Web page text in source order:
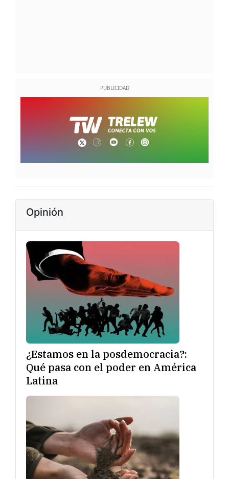
Opinión
¿Estamos en la posdemocracia?:
Qué pasa con el poder en América
Latina